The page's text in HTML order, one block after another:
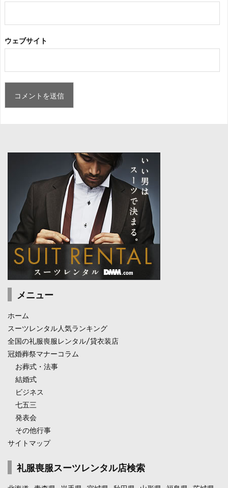
ウェブサイト
メニュー
ホーム
スーツレンタル人気ランキング
全国の礼服喪服レンタル/貸衣装店
冠婚葬祭マナーコラム
お葬式・法事
結婚式
ビジネス
七五三
発表会
その他行事
サイトマップ
礼服喪服スーツレンタル店検索